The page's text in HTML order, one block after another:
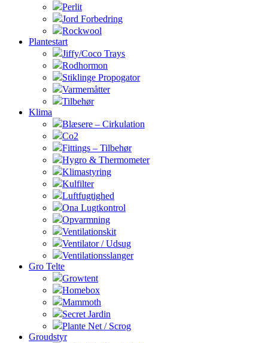
Perlit
Jord Forbedring
Rockwool
Plantestart
Jiffy/Coco Trays
Rodhormon
Stiklinge Propogator
Varmemåtter
Tilbehør
Klima
Blæsere – Cirkulation
Co2
Fittings – Tilbehør
Hygro & Thermometer
Klimastyring
Kulfilter
Luftfugtighed
Ona Lugtkontrol
Opvarmning
Ventilationskit
Ventilator / Udsug
Ventilationsslanger
Gro Telte
Growtent
Homebox
Mammoth
Secret Jardin
Plante Net / Scrog
Groudstyr